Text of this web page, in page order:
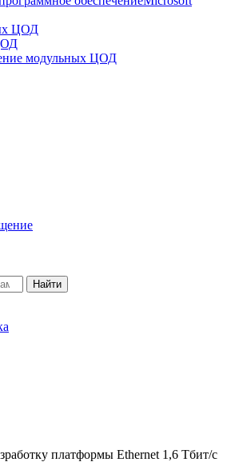
ЦОД
модульных ЦОД
Найти
платформы Ethernet 1,6 Тбит/с